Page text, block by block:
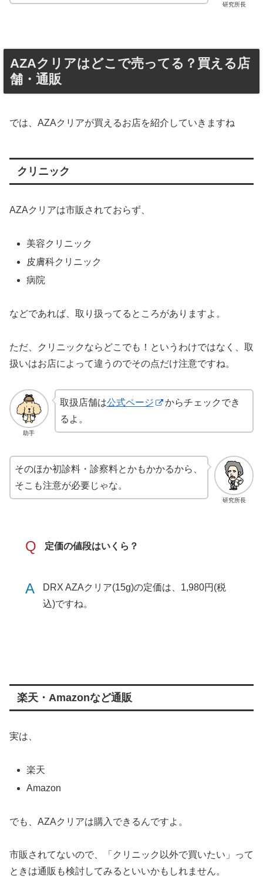
研究所長
AZAクリアはどこで売ってる？買える店
舗・通販
では、AZAクリアが買えるお店を紹介していきますね
クリニック
AZAクリアは市販されておらず、
美容クリニック
皮膚科クリニック
病院
などであれば、取り扱ってるところがありますよ。
ただ、クリニックならどこでも！というわけではなく、取
扱いはお店によって違うのでその点だけ注意ですね。
助手
取扱店舗は公式ページ
からチェックでき
るよ。
研究所長
そのほか初診料・診察料とかもかかるから、
そこも注意が必要じゃな。
Q 定価の値段はいくら？
A
DRX AZAクリア(15g)の定価は、1,980円(税
込)ですね。
楽天・Amazonなど通販
実は、
楽天
Amazon
でも、AZAクリアは購入できるんですよ。
市販されてないので、「クリニック以外で買いたい」って
ときは通販も検討してみるといいかもしれません。